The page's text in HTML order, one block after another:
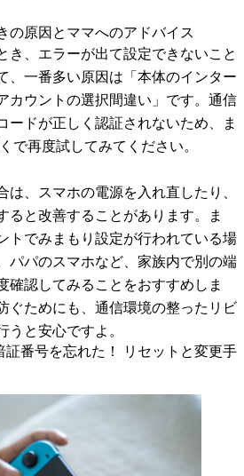
の原因とママへのアドバイス
き、エラーが出て設定できないこと
、一番多い原因は「本体のインター
カウントの選択間違い」です。通信
ードが正しく認証されないため、ま
で再度試してみてください。
は、スマホの電源を入れ直したり、
ると改善することがあります。ま
トでみまもり設定が行われている場
パパのスマホなど、家族内で別の端
確認してみることをおすすめしま
ぐためにも、通信環境の整ったリビ
うと安心ですよ。
証番号を忘れた！ リセットと変更手